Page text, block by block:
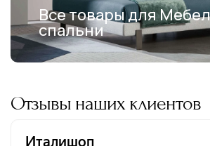
Все товары для
спальни
Отзывы наших клиентов